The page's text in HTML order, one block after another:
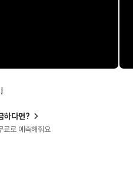
하다면?
료로 예측해줘요